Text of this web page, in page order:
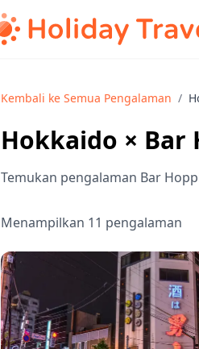
Kembali ke Semua Pengalaman /
Hokkaido × Bar
Temukan pengalaman Bar
Menampilkan 11 pengalaman